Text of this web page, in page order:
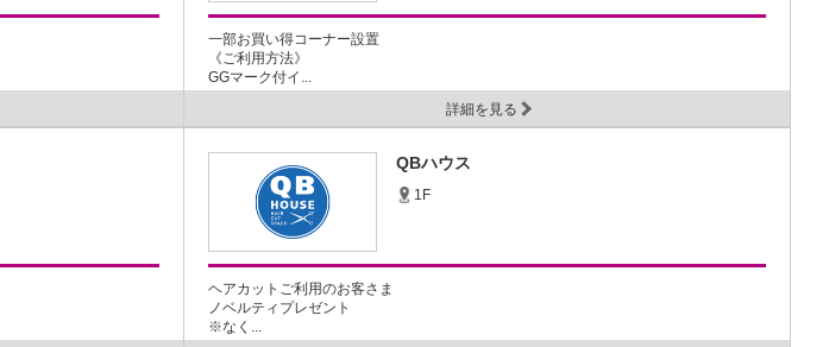
一部お買い得コーナー設置
《ご利用方法》
GGマーク付イ...
詳細を見る
QBハウス
1F
ヘアカットご利用のお客さま
ノベルティプレゼント
※なく...